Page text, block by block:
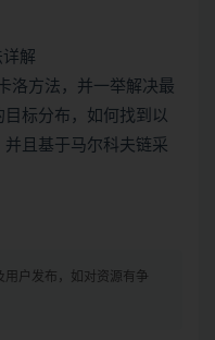
解
洛方法，并一举解决最
标分布，如何找到以
且基于马尔科夫链采
用户发布，如对资源有争